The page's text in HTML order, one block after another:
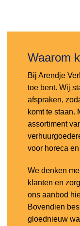
Waarom
Bij Arendje
toe bent. Wij
afspraken,
komt te staan.
assortiment
voor horeca
We denken
klanten en
ons aanbod
Bovendien
gloednieuw